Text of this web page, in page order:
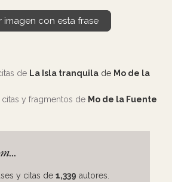
imagen con esta frase
de La Isla tranquila de Mo de la
y fragmentos de Mo de la Fuente
y citas de 1,339 autores.